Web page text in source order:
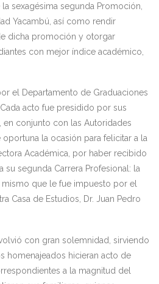
sexagésima segunda Promoción,
Yacambú, así como rendir
dicha promoción y otorgar
con mejor índice académico,
el Departamento de Graduaciones
acto fue presidido por sus
en conjunto con las Autoridades
oportuna la ocasión para felicitar a la
Académica, por haber recibido
segunda Carrera Profesional: la
mismo que le fue impuesto por el
Casa de Estudios, Dr. Juan Pedro
con gran solemnidad, sirviendo
homenajeados hicieran acto de
a la magnitud del